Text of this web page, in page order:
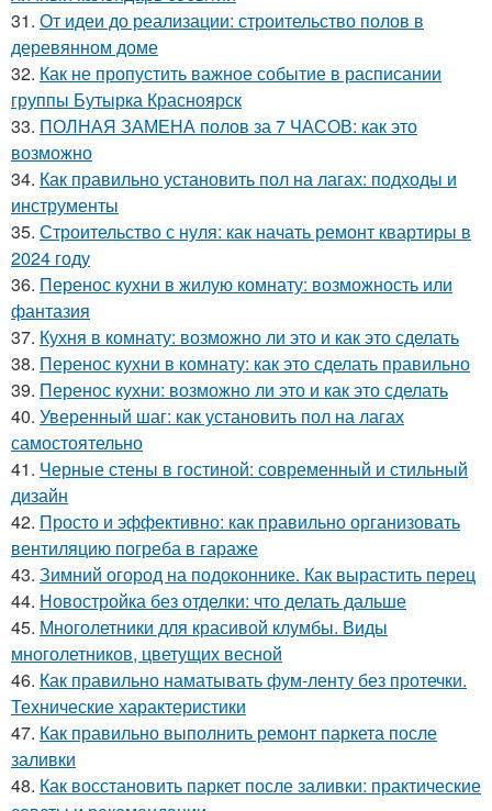
31. От идеи до реализации: строительство полов в
деревянном доме
32. Как не пропустить важное событие в расписании
группы Бутырка Красноярск
33. ПОЛНАЯ ЗАМЕНА полов за 7 ЧАСОВ: как это
возможно
34. Как правильно установить пол на лагах: подходы и
инструменты
35. Строительство с нуля: как начать ремонт квартиры в
2024 году
36. Перенос кухни в жилую комнату: возможность или
фантазия
37. Кухня в комнату: возможно ли это и как это сделать
38. Перенос кухни в комнату: как это сделать правильно
39. Перенос кухни: возможно ли это и как это сделать
40. Уверенный шаг: как установить пол на лагах
самостоятельно
41. Черные стены в гостиной: современный и стильный
дизайн
42. Просто и эффективно: как правильно организовать
вентиляцию погреба в гараже
43. Зимний огород на подоконнике. Как вырастить перец
44. Новостройка без отделки: что делать дальше
45. Многолетники для красивой клумбы. Виды
многолетников, цветущих весной
46. Как правильно наматывать фум-ленту без протечки.
Технические характеристики
47. Как правильно выполнить ремонт паркета после
заливки
48. Как восстановить паркет после заливки: практические